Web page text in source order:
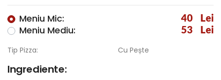
Meniu Mic: 40 Lei
Meniu Mediu: 53
Lei
Tip Pizza:
Cu Pește
Ingrediente: